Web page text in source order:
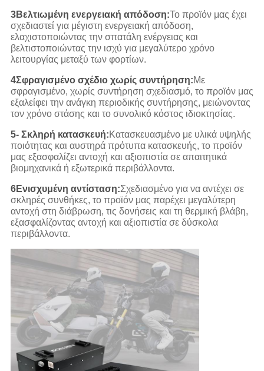
3Βελτιωμένη ενεργειακή απόδοση:Το προϊόν μας έχει
σχεδιαστεί για μέγιστη ενεργειακή απόδοση,
ελαχιστοποιώντας την σπατάλη ενέργειας και
βελτιστοποιώντας την ισχύ για μεγαλύτερο χρόνο
λειτουργίας μεταξύ των φορτίων.
4Σφραγισμένο σχέδιο χωρίς συντήρηση:Με
σφραγισμένο, χωρίς συντήρηση σχεδιασμό, το προϊόν μας
εξαλείφει την ανάγκη περιοδικής συντήρησης, μειώνοντας
τον χρόνο στάσης και το συνολικό κόστος ιδιοκτησίας.
5- Σκληρή κατασκευή:Κατασκευασμένο με υλικά υψηλής
ποιότητας και αυστηρά πρότυπα κατασκευής, το προϊόν
μας εξασφαλίζει αντοχή και αξιοπιστία σε απαιτητικά
βιομηχανικά ή εξωτερικά περιβάλλοντα.
6Ενισχυμένη αντίσταση:Σχεδιασμένο για να αντέχει σε
σκληρές συνθήκες, το προϊόν μας παρέχει μεγαλύτερη
αντοχή στη διάβρωση, τις δονήσεις και τη θερμική βλάβη,
εξασφαλίζοντας αντοχή και αξιοπιστία σε δύσκολα
περιβάλλοντα.